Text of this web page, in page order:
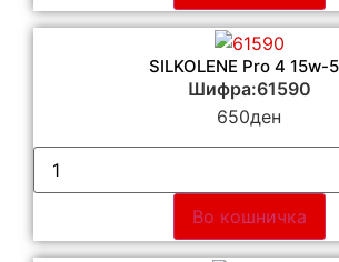
SILKOLENE Pro 4 15w-
Шифра:61590
650ден
Во кошничка